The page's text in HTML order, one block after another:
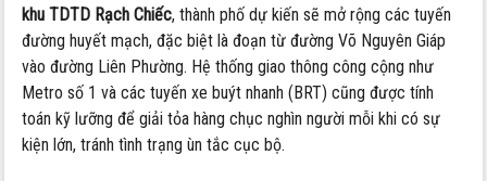
khu TDTD Rạch Chiếc, thành phố dự kiến sẽ mở rộng các tuyến
đường huyết mạch, đặc biệt là đoạn từ đường Võ Nguyên Giáp
vào đường Liên Phường. Hệ thống giao thông công cộng như
Metro số 1 và các tuyến xe buýt nhanh (BRT) cũng được tính
toán kỹ lưỡng để giải tỏa hàng chục nghìn người mỗi khi có sự
kiện lớn, tránh tình trạng ùn tắc cục bộ.